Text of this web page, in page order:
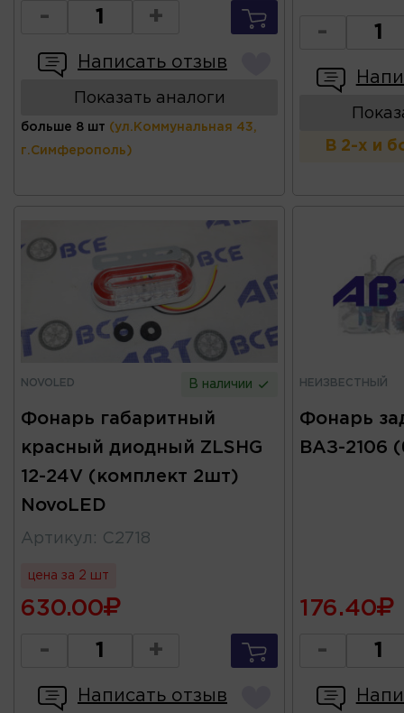
- +
Написать отзыв
Показать аналоги
больше 8 шт (ул.Коммунальная 43,
г.Симферополь)
-
В 2-х и
NOVOLED В наличии
Фонарь габаритный
красный диодный ZLSHG
12-24V (комплект 2шт)
NovoLED
Артикул : C2718
цена за 2 шт
630.00
- +
Написать отзыв
НЕИЗВЕСТНЫЙ
Фонарь
ВАЗ-2106
176.40
-